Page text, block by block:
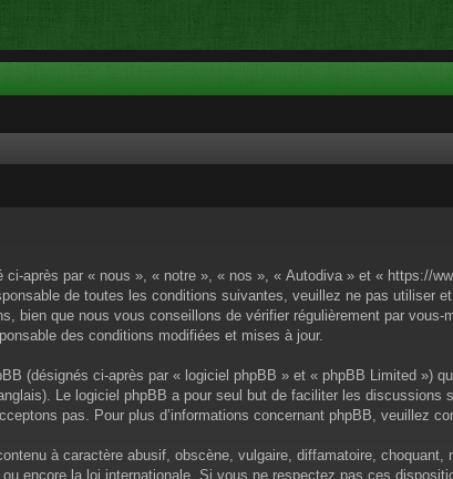
ci-après par « nous », « notre », « nos », « Autodiva » et « https://
de toutes les conditions suivantes, veuillez ne pas
bien que nous vous conseillons de vérifier régulièrement par
des conditions modifiées et mises à jour.
(désignés ci-après par « logiciel phpBB » et « phpBB Limited »)
Le logiciel phpBB a pour seul but de faciliter les
pas. Pour plus d’informations concernant phpBB, veuillez
à caractère abusif, obscène, vulgaire, diffamatoire,
encore la loi internationale. Si vous ne respectez pas ces